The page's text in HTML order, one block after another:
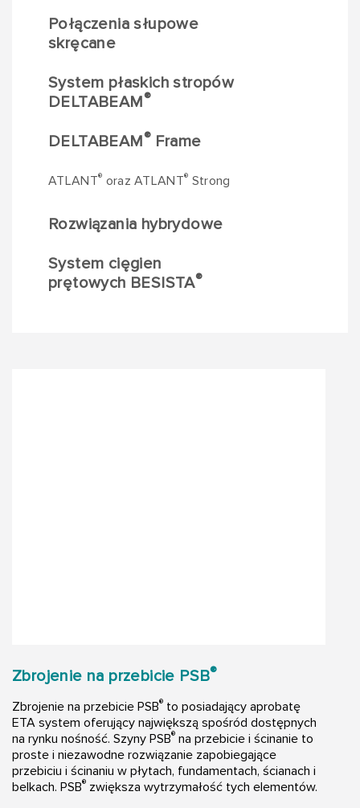
Połączenia słupowe
skręcane
System płaskich stropów
DELTABEAM®
DELTABEAM® Frame
ATLANT® oraz ATLANT® Strong
Rozwiązania hybrydowe
System cięgien
prętowych BESISTA®
Zbrojenie na przebicie PSB®
Zbrojenie na przebicie PSB® to posiadający aprobatę
ETA system oferujący największą spośród dostępnych
na rynku nośność. Szyny PSB® na przebicie i ścinanie to
proste i niezawodne rozwiązanie zapobiegające
przebiciu i ścinaniu w płytach, fundamentach, ścianach i
belkach. PSB® zwiększa wytrzymałość tych elementów.